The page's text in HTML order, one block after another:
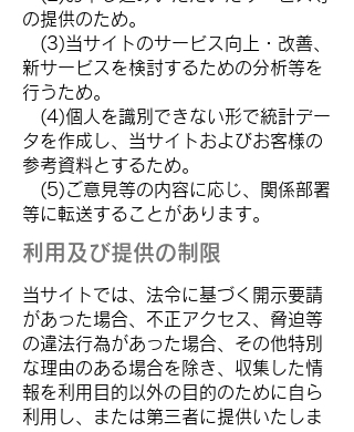
の提供のため。
(3)当サイトのサービス向上・改善、
新サービスを検討するための分析等を
行うため。
(4)個人を識別できない形で統計デー
タを作成し、当サイトおよびお客様の
参考資料とするため。
(5)ご意見等の内容に応じ、関係部署
等に転送することがあります。
利用及び提供の制限
当サイトでは、法令に基づく開示要請
があった場合、不正アクセス、脅迫等
の違法行為があった場合、その他特別
な理由のある場合を除き、収集した情
報を利用目的以外の目的のために自ら
利用し、または第三者に提供いたしま